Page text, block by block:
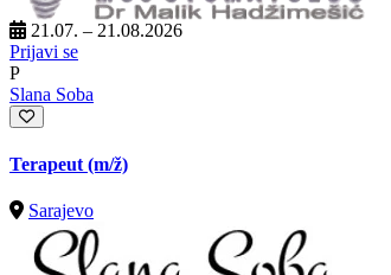
21.07. – 21.08.2026
Prijavi se
P
Slana Soba
Terapeut (m/ž)
Sarajevo